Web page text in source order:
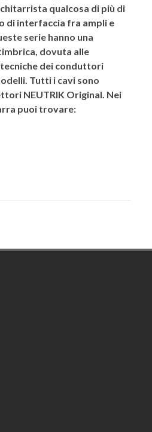
qualcosa di più di
di interfaccia fra ampli e
serie hanno una
dovuta alle
dei conduttori
Tutti i cavi sono
NEUTRIK Original. Nei
puoi trovare: